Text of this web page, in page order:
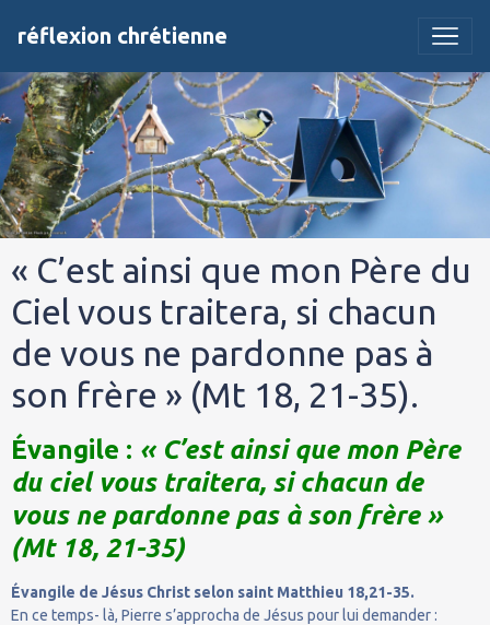
réflexion chrétienne
« C’est ainsi que mon Père du
Ciel vous traitera, si chacun
de vous ne pardonne pas à
son frère » (Mt 18, 21-35).
Évangile : « C’est ainsi que mon Père
du ciel vous traitera, si chacun de
vous ne pardonne pas à son frère »
(Mt 18, 21-35)
Évangile de Jésus Christ selon saint Matthieu 18,21-35.
En ce temps- là, Pierre s’approcha de Jésus pour lui demander :